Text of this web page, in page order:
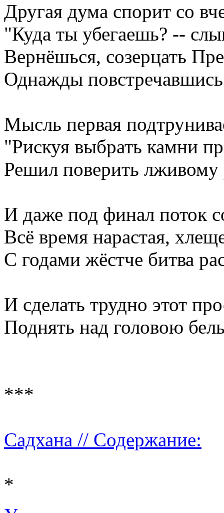
Другая дума спорит со
"Куда ты убегаешь? --
Вернёшься, созерцать
Однажды
Мысль первая
"Рискуя выбрать камни
Решил поверить лживому
И даже под финал поток
Всё время нарастая,
С годами жёстче битва
И сделать трудно этот
Поднять над головою
***
Садхана // Содержание:
*